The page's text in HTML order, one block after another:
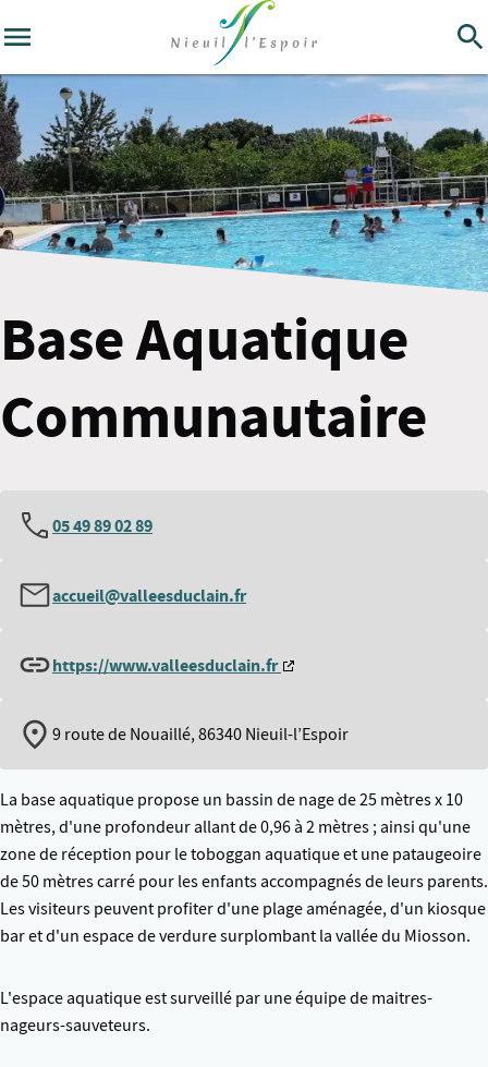
Base Aquatique
Communautaire
05 49 89 02 89
accueil@valleesduclain.fr
https://www.valleesduclain.fr
9 route de Nouaillé, 86340 Nieuil-l’Espoir
La base aquatique propose un bassin de nage de 25 mètres x 10
mètres, d'une profondeur allant de 0,96 à 2 mètres ; ainsi qu'une
zone de réception pour le toboggan aquatique et une pataugeoire
de 50 mètres carré pour les enfants accompagnés de leurs parents.
Les visiteurs peuvent profiter d'une plage aménagée, d'un kiosque
bar et d'un espace de verdure surplombant la vallée du Miosson.
L'espace aquatique est surveillé par une équipe de maitres-
nageurs-sauveteurs.